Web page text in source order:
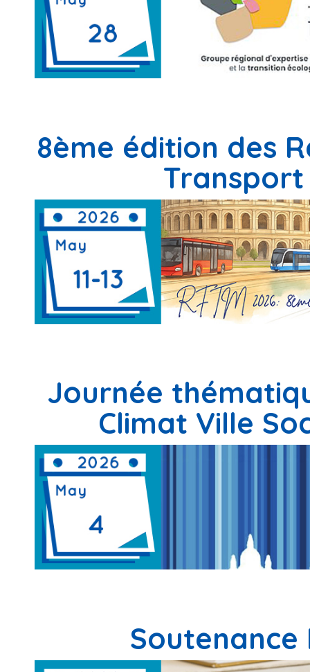
8ème édition des
Transport
Journée
Climat Ville
Soutenance